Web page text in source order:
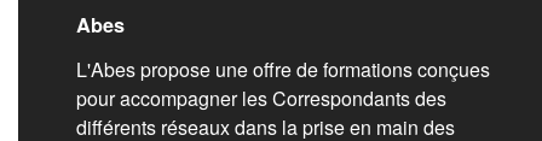
Liens de bas de
Abes
L'Abes propose une offre de formations conçues
pour accompagner les Correspondants des
différents réseaux dans la prise en main des